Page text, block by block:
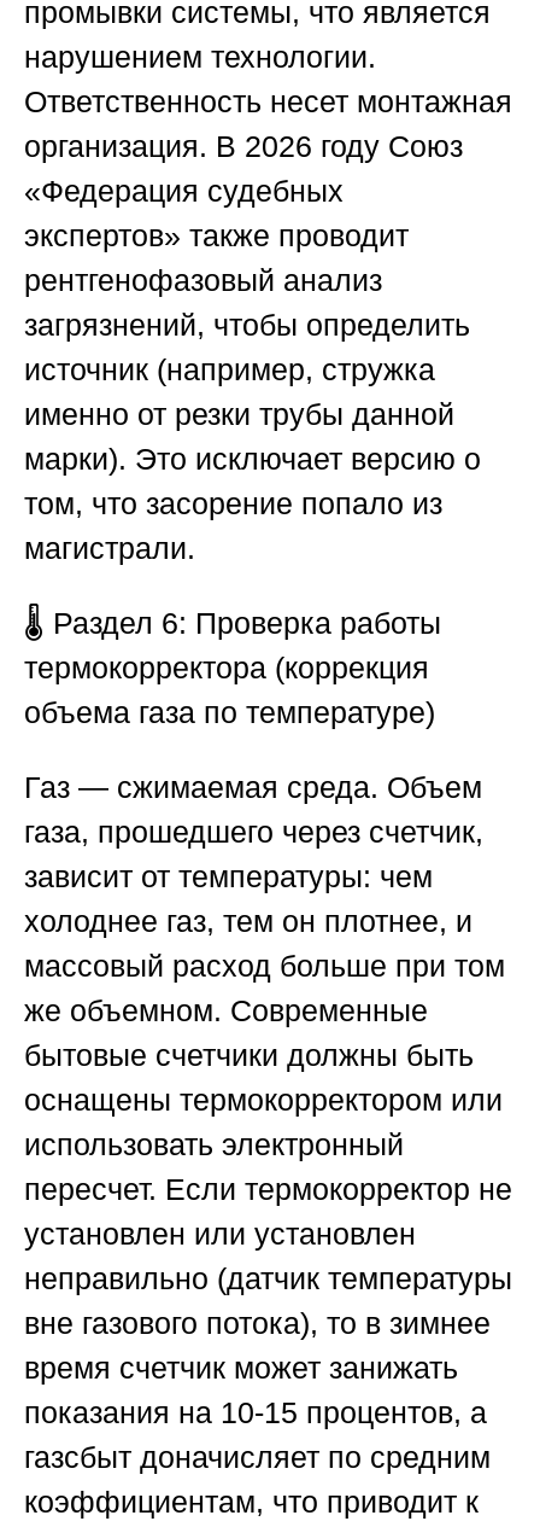
промывки системы, что является
нарушением технологии.
Ответственность несет монтажная
организация. В 2026 году Союз
«Федерация судебных
экспертов» также проводит
рентгенофазовый анализ
загрязнений, чтобы определить
источник (например, стружка
именно от резки трубы данной
марки). Это исключает версию о
том, что засорение попало из
магистрали.
🌡️ Раздел 6: Проверка работы
термокорректора (коррекция
объема газа по температуре)
Газ — сжимаемая среда. Объем
газа, прошедшего через счетчик,
зависит от температуры: чем
холоднее газ, тем он плотнее, и
массовый расход больше при том
же объемном. Современные
бытовые счетчики должны быть
оснащены термокорректором или
использовать электронный
пересчет. Если термокорректор не
установлен или установлен
неправильно (датчик температуры
вне газового потока), то в зимнее
время счетчик может занижать
показания на 10-15 процентов, а
газсбыт доначисляет по средним
коэффициентам, что приводит к